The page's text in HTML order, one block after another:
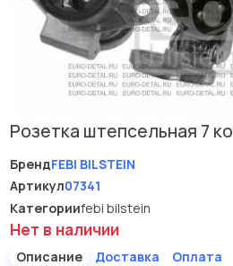
Розетка штепсельная 7
БрендFEBI BILSTEIN
Артикул07341
Категорииfebi bilstein
Нет в наличии
Описание Доставка Оплата